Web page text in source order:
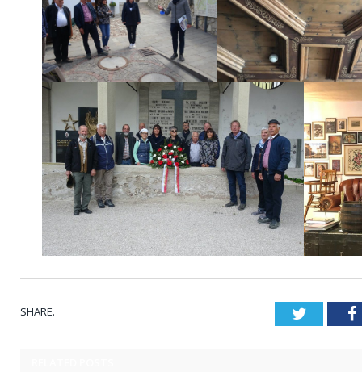
SHARE. Twitter